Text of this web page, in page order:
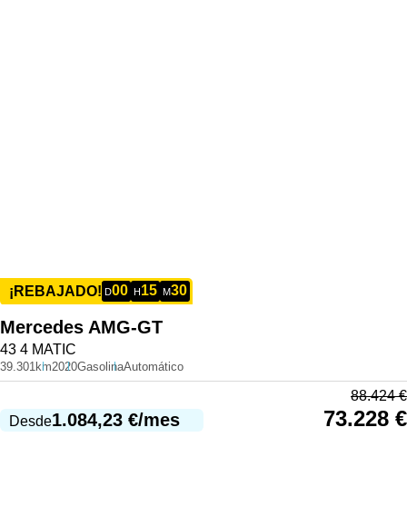
¡REBAJADO! D00 H 15 M30
Mercedes AMG-GT
43 4 MATIC
39.301km2020GasolinaAutomático
Desde1.084,23 €/mes
88.424€
73.228 €